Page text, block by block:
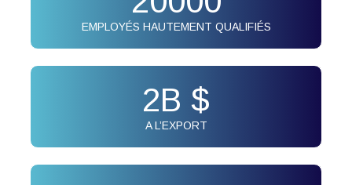
EMPLOYÉS HAUTEMENT QUALIFIÉS
2B $
A L’EXPORT